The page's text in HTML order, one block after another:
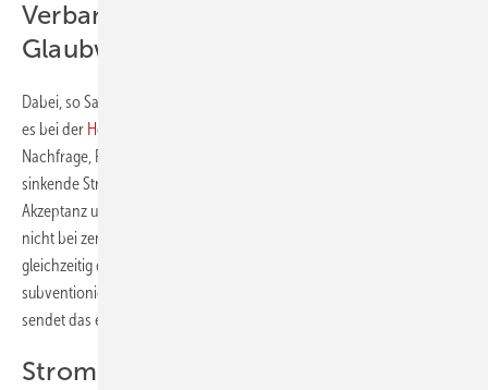
Verband sieht Akzeptanz und
Glaubwürdigkeit gefährdet
Dabei, so Sabel, hätten die Verbraucher:innen längst verstanden, dass
es bei der Heizung
Nachfrage, Förderanträge und Absatz seien auch im Vertrauen auf
sinkende Strompreise über die vergangenen Monate gestiegen: „Wer
Akzeptanz und Glaubwürdigkeit der Energiewende stärken will, darf
nicht bei zentralen Versprechen zurückrudern. Wenn der Gesetzgeber
gleichzeitig den Gaspreis über Zuschüsse zur Gasspeicherumlage
subventioniert, aber Versprechungen zum Strompreis nicht einhält,
sendet das ein falsches Signal.“
Strompreisentlastung als